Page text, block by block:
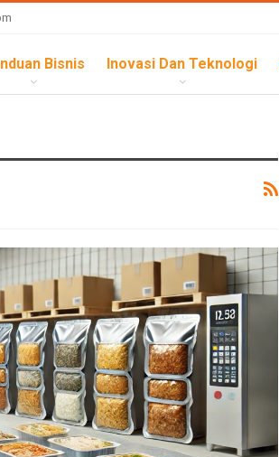
Bisnis Inovasi Dan Teknologi